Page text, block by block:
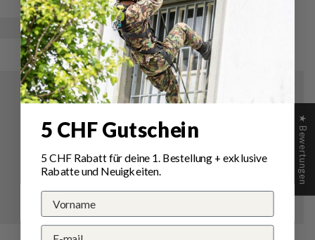
★ Bewertungen
5 CHF Gutschein
5 CHF Rabatt für deine 1. Bestellung+ exklusive
Rabatte und Neuigkeiten.